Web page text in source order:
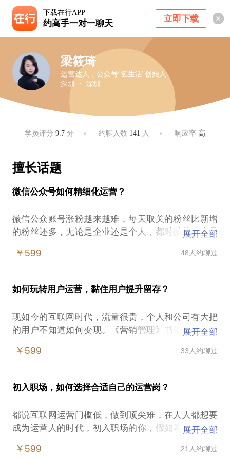
下载在行APP
约高手一对一聊天 立即下载
梁筱琦
运营达人，公众号“氢生活”创始人
深圳 ・ 深圳
学员评分9.7 分 约聊人数 141 人 响应率 高
擅长话题
微信公众号如何精细化运营？
微信公众账号涨粉越来越难，每天取关的粉丝比新增
的粉丝还多，无论是企业还是个人，都对微信公众号
还停留在粉丝数量的运营思维中，往往忽略了粉丝质
绪。
在粉丝数量上不去，质量也无从提高的情况下，想努
的情况：
你正在运营公司的公众号，每天只知道发布活动和日
常图文，追热点涨粉可遇不可求，微信公众号除了作
粉丝不增反减，难道每天日更还不能满足原创号的需
无论企业公众号还是个人公众号，粉丝数量少，对公
司盈利和个人增收作用不明显，还有必要做微信公众
号吗？如果有，如何实现粉丝从数量到质量的转变？
提升转化呢？
展开全部
￥599 48人约聊过
如何玩转用户运营，黏住用户提升留存？
现如今的互联网时代，流量很贵，个人和公司有大把
的用户不知道如何变现。《营销管理》书中说过，经
以，如何从存量用户中掘金，是现在个人和企业都必
特别需要用户运营全方位渗透，把存量变增量，最终
实现提升业绩的目标。
（2）不了解用户运营包括什么层次
（3）不了解用户运营系统如何构建
我是垂直健康类账号“氢生活”的创始人，目前粉丝20
展开全部
￥599 33人约聊过
初入职场，如何选择合适自己的运营岗？
都说互联网运营门槛低，做到顶尖难，在人人都想要
成为运营人的时代，初入职场的你，假如希望能够快
那我可以帮助你：
展开全部
￥599 21人约聊过